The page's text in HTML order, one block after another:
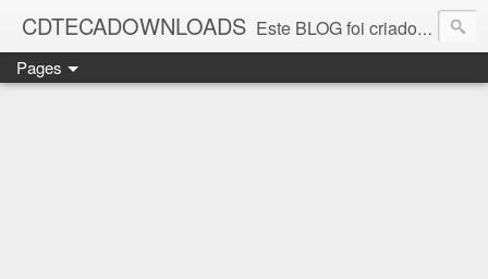
CDTECADOWNLOADS Este BLOG foi criado para os amantes da música. Aqui você encontra vários álbuns musicais. Todos os ritmos, álbuns antigos que foi e continua sendo SUCESSO.
Pages